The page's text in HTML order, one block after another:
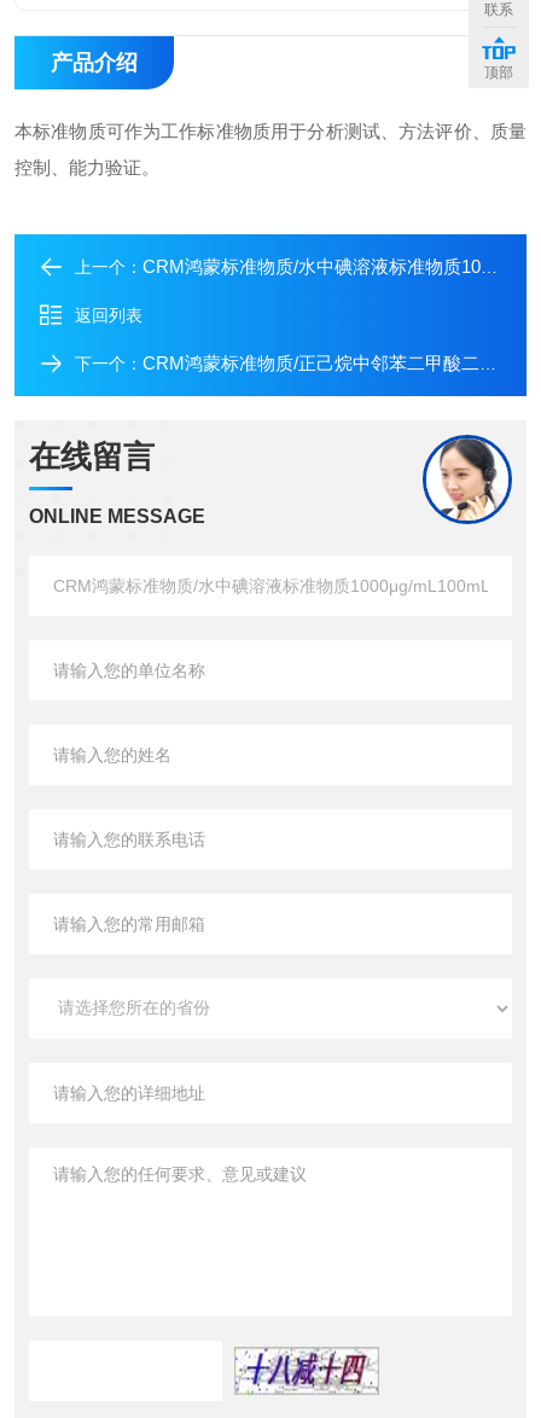
产品介绍
本标准物质可作为工作标准物质用于分析测试、方法评价、质量
控制、能力验证。
上一个： CRM鸿蒙标准物质/水中碘溶液标准物质100μg/mL20mL
返回列表
下一个： CRM鸿蒙标准物质/正己烷中邻苯二甲酸二（2-丁氧基）乙酯溶液标准物质(DBEP)1000μg/mL5mL
在线留言
ONLINE MESSAGE
联系
顶部